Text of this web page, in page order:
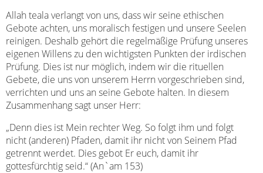
Allah teala verlangt von uns, dass wir seine ethischen
Gebote achten, uns moralisch festigen und unsere Seelen
reinigen. Deshalb gehört die regelmäßige Prüfung unseres
eigenen Willens zu den wichtigsten Punkten der irdischen
Prüfung. Dies ist nur möglich, indem wir die rituellen
Gebete, die uns von unserem Herrn vorgeschrieben sind,
verrichten und uns an seine Gebote halten. In diesem
Zusammenhang sagt unser Herr:
„Denn dies ist Mein rechter Weg. So folgt ihm und folgt
nicht (anderen) Pfaden, damit ihr nicht von Seinem Pfad
getrennt werdet. Dies gebot Er euch, damit ihr
gottesfürchtig seid.“ (An`am 153)